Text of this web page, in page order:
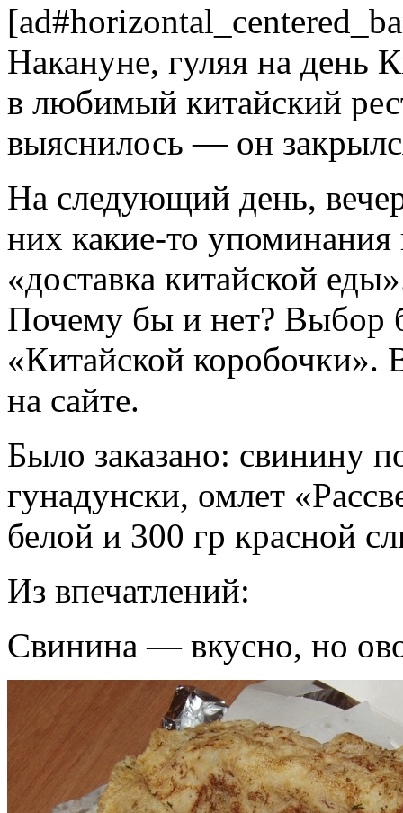
Накануне, гуляя на день
в любимый китайский
выяснилось — он
На следующий день,
них какие-то упоминания
«доставка китайской
Почему бы и нет? Выбор
«Китайской коробочки».
на сайте.
Было заказано: свинину
гунадунски, омлет
белой и 300 гр красной
Из впечатлений:
Свинина — вкусно, но